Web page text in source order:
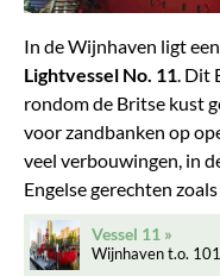
In de Wijnhaven ligt
Lightvessel No. 11. Dit
rondom de Britse kust
voor zandbanken op
veel verbouwingen, in
Engelse gerechten
Vessel 11
Wijnhaven t.o.